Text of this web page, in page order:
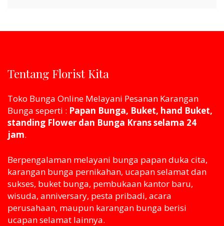
Tentang Florist Kita
Toko Bunga Online Melayani Pesanan Karangan
Bunga seperti : Papan Bunga, Buket, hand Buket,
standing Flower dan Bunga Krans selama 24
jam.
Berpengalaman melayani bunga papan duka cita,
karangan bunga pernikahan, ucapan selamat dan
sukses, buket bunga, pembukaan kantor baru,
wisuda, anniversary, pesta pribadi, acara
perusahaan, maupun karangan bunga berisi
ucapan selamat lainnya.